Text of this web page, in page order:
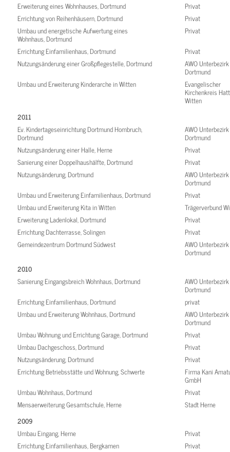
Erweiterung eines Wohnhauses, Dortmund
Privat
Errichtung von Reihenhäusern, Dortmund
Privat
Umbau und energetische Aufwertung eines
Wohnhaus, Dortmund
Privat
Errichtung Einfamilienhaus, Dortmund
Privat
Nutzungsänderung einer Großpflegestelle, Dortmund
AWO Unterbezirk
Dortmund
Umbau und Erweiterung Kinderarche in Witten
Evangelischer
Kirchenkreis
Witten
2011
Ev. Kindertageseinrichtung Dortmund Hombruch,
Dortmund
AWO Unterbezirk
Dortmund
Nutzungsänderung einer Halle, Herne
Privat
Sanierung einer Doppelhaushälfte, Dortmund
Privat
Nutzungsänderung, Dortmund
AWO Unterbezirk
Dortmund
Umbau und Erweiterung Einfamilienhaus, Dortmund
Privat
Umbau und Erweiterung Kita in Witten
Trägerverbund
Erweiterung Ladenlokal, Dortmund
Privat
Errichtung Dachterrasse, Solingen
Privat
Gemeindezentrum Dortmund Südwest
AWO Unterbezirk
Dortmund
2010
Sanierung Eingangsbreich Wohnhaus, Dortmund
AWO Unterbezirk
Dortmund
Errichtung Einfamilienhaus, Dortmund
privat
Umbau und Erweiterung Wohnhaus, Dortmund
AWO Unterbezirk
Dortmund
Umbau Wohnung und Errichtung Garage, Dortmund
Privat
Umbau Dachgeschoss, Dortmund
Privat
Nutzungsänderung, Dortmund
Privat
Errichtung Betriebsstätte und Wohnung, Schwerte
Firma Kani
GmbH
Umbau Wohnhaus, Dortmund
Privat
Mensaerweiterung Gesamtschule, Herne
Stadt Herne
2009
Umbau Eingang, Herne
Privat
Errichtung Einfamilienhaus, Bergkamen
Privat